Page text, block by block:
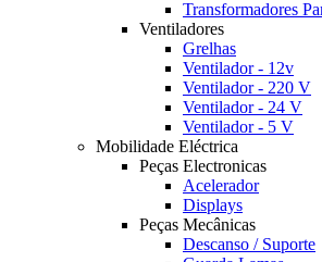
Transformadores
Ventiladores
Grelhas
Ventilador - 12v
Ventilador - 220 V
Ventilador - 24 V
Ventilador - 5 V
Mobilidade Eléctrica
Peças Electronicas
Acelerador
Displays
Peças Mecânicas
Descanso / Suporte